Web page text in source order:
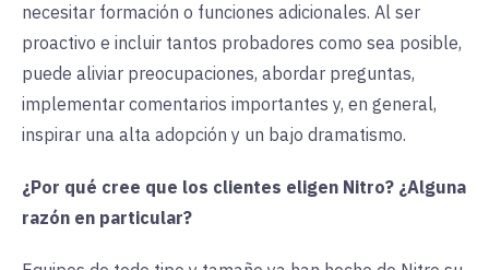
necesitar formación o funciones adicionales. Al ser
proactivo e incluir tantos probadores como sea posible,
puede aliviar preocupaciones, abordar preguntas,
implementar comentarios importantes y, en general,
inspirar una alta adopción y un bajo dramatismo.
¿Por qué cree que los clientes eligen Nitro? ¿Alguna
razón en particular?